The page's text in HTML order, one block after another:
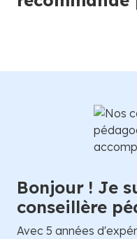
Bonjour ! Je
conseillère
Avec 5 années